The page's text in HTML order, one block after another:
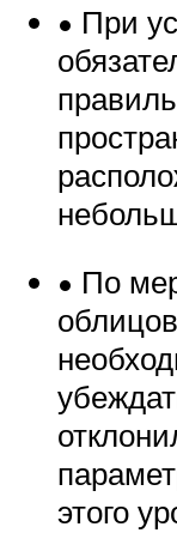
• При
• По
этого